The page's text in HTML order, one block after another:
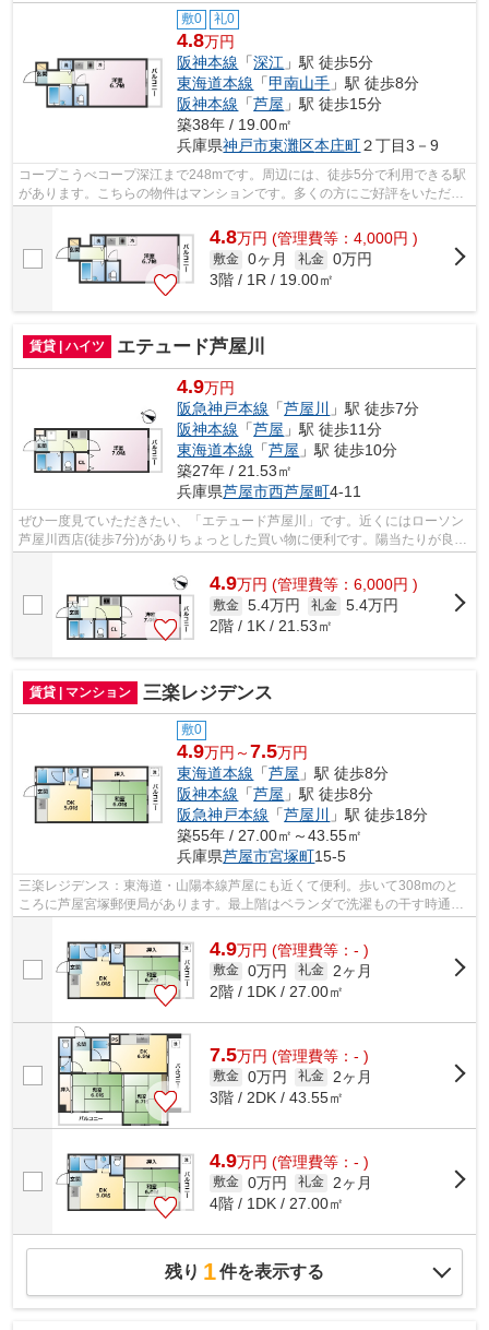
敷0 礼0
4.8万円
阪神本線 「深江 」駅 徒歩5分
東海道本線 「甲南山手 」駅 徒歩8分
阪神本線 「芦屋 」駅 徒歩15分
築38年 / 19.00㎡
兵庫県神戸市東灘区本庄町２丁目3－9
コープこうべコープ深江まで248mです。周辺には、徒歩5分で利用できる駅
があります。こちらの物件はマンションです。多くの方にご好評をいただい
ている、清潔感のある賃貸物件です。賃...
4.8万円 (管理費等：4,000円 )
敷金 0ヶ月 礼金 0万円
3階 / 1R / 19.00㎡
賃貸 | ハイツ エテュード芦屋川
4.9万円
阪急神戸本線 「芦屋川
」駅 徒歩7分
阪神本線 「芦屋 」駅 徒歩11分
東海道本線 「芦屋 」駅 徒歩10分
築27年 / 21.53㎡
兵庫県芦屋市西芦屋町4-11
ぜひ一度見ていただきたい、「エテュード芦屋川」です。近くにはローソン
芦屋川西店(徒歩7分)がありちょっとした買い物に便利です。陽当たりが良好
な物件は梅雨時期の湿気もたまりに...
4.9万円 (管理費等：6,000円 )
敷金 5.4万円 礼金 5.4万円
2階 / 1K / 21.53㎡
賃貸 | マンション 三楽レジデンス
敷0
4.9万円～7.5万円
東海道本線 「芦屋 」駅 徒歩8分
阪神本線 「芦屋 」駅 徒歩8分
阪急神戸本線 「芦屋川
」駅 徒歩18分
築55年 / 27.00㎡～43.55㎡
兵庫県芦屋市宮塚町15-5
三楽レジデンス：東海道・山陽本線芦屋にも近くて便利。歩いて308mのと
ころに芦屋宮塚郵便局があります。最上階はベランダで洗濯もの干す時通り
4.9万円 (管理費等：- )
敷金 0万円 礼金
2ヶ月
2階 / 1DK / 27.00㎡
7.5万円 (管理費等：- )
敷金 0万円 礼金
2ヶ月
3階 / 2DK / 43.55㎡
4.9万円 (管理費等：- )
敷金 0万円 礼金
2ヶ月
4階 / 1DK / 27.00㎡
残り 1件を表示する